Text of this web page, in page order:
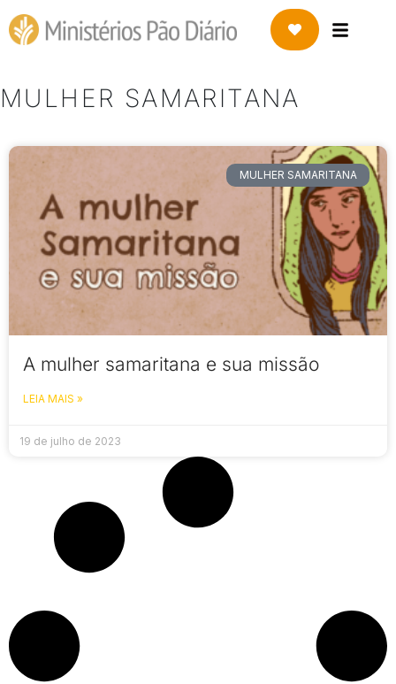
MULHER SAMARITANA
MULHER SAMARITANA
A mulher samaritana e sua missão
LEIA MAIS »
19 de julho de 2023